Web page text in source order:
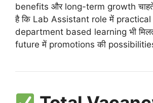
benefits और long-term growth चाहते
है कि Lab Assistant role में
department based learning भी
future में promotions की